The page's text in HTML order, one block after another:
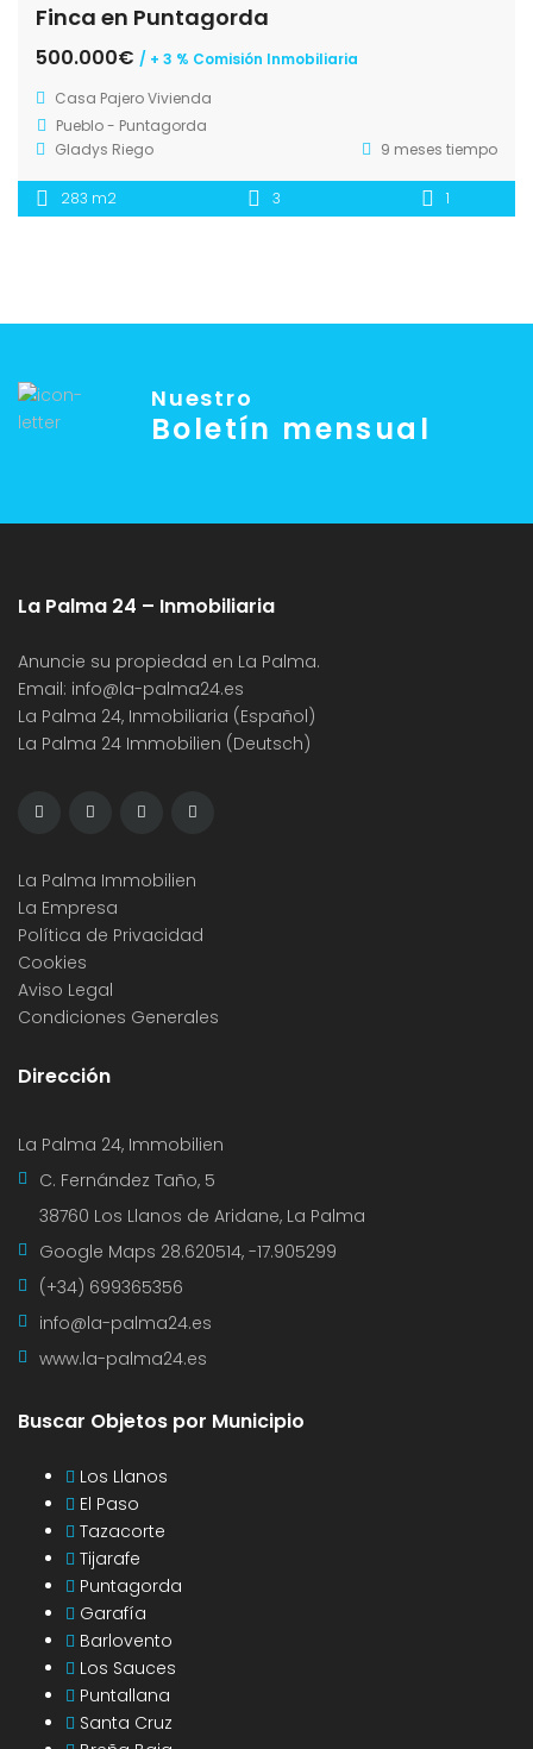
Finca en Puntagorda
500.000€ / + 3 % Comisión Inmobiliaria
Casa PajeroVivienda
Pueblo - Puntagorda
Gladys Riego
9 meses tiempo
283 m2 3 1
Nuestro
Boletín mensual
La Palma 24 – Inmobiliaria
Anuncie su propiedad en La Palma.
Email: info@la-palma24.es
La Palma 24, Inmobiliaria (Español)
La Palma 24 Immobilien (Deutsch)
La Palma Immobilien
La Empresa
Política de Privacidad
Cookies
Aviso Legal
Condiciones Generales
Dirección
La Palma 24, Immobilien
C. Fernández Taño, 5
38760 Los Llanos de Aridane, La Palma
Google Maps 28.620514, -17.905299
(+34) 699365356
info@la-palma24.es
www.la-palma24.es
Buscar Objetos por Municipio
Los Llanos
El Paso
Tazacorte
Tijarafe
Puntagorda
Garafía
Barlovento
Los Sauces
Puntallana
Santa Cruz